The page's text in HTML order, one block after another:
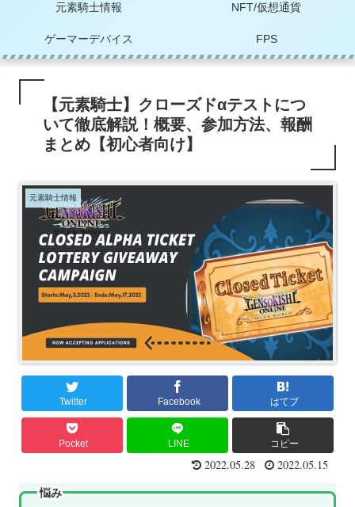
元素騎士情報 NFT/仮想通貨
ゲーマーデバイス FPS
【元素騎士】クローズドαテストにつ
いて徹底解説！概要、参加方法、報酬
まとめ【初心者向け】
元素騎士情報
Twitter Facebook はてブ
Pocket LINE コピー
2022.05.28 2022.05.15
悩み